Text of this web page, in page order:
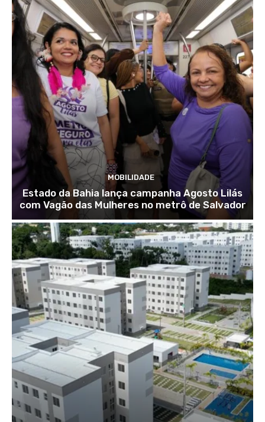
MOBILIDADE
Estado da Bahia lança campanha Agosto Lilás
com Vagão das Mulheres no metrô de Salvador